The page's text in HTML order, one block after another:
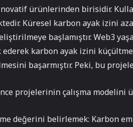
ürünlerinden birisidir.
Küresel karbon ayak izini
başlamıştır. Web3
karbon ayak izini
başarmıştır. Peki, bu
projelerinin çalışma modelini
değerini belirlemek: Karbon